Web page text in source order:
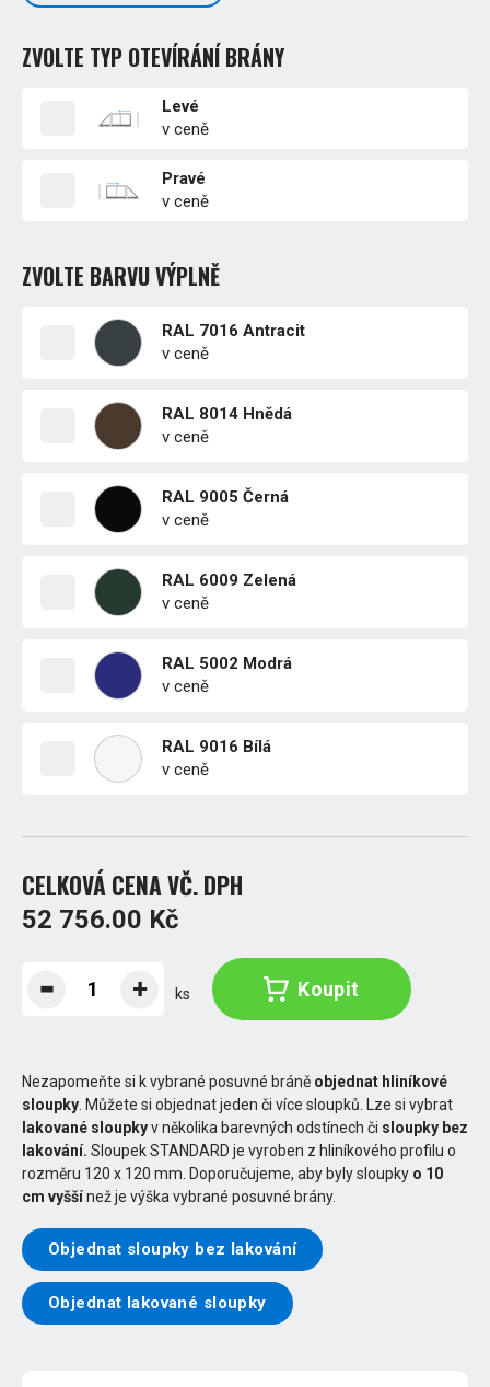
ZVOLTE TYP OTEVÍRÁNÍ BRÁNY
Levé
v ceně
Pravé
v ceně
ZVOLTE BARVU VÝPLNĚ
RAL 7016 Antracit
v ceně
RAL 8014 Hnědá
v ceně
RAL 9005 Černá
v ceně
RAL 6009 Zelená
v ceně
RAL 5002 Modrá
v ceně
RAL 9016 Bílá
v ceně
CELKOVÁ CENA VČ. DPH
52 756.00 Kč
ks Koupit
Nezapomeňte si k vybrané posuvné bráně objednat hliníkové
sloupky . Můžete si objednat jeden či více sloupků. Lze si vybrat
lakované sloupkyv několika barevných odstínech či sloupky bez
lakování. Sloupek STANDARD je vyroben z hliníkového profilu o
rozměru 120 x 120 mm. Doporučujeme, aby byly sloupky o 10
cm vyššínež je výška vybrané posuvné brány.
Objednat sloupky bez lakování
Objednat lakované sloupky